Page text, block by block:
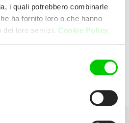
i quali potrebbero combinarle
ha fornito loro o che hanno
dei loro servizi. Cookie Policy.
Italia